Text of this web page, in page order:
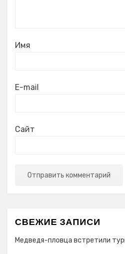
Имя
E-mail
Сайт
СВЕЖИЕ ЗАПИСИ
Медведя-пловца встретили